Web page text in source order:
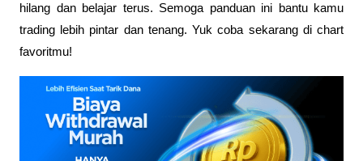
hilang dan belajar terus. Semoga panduan ini bantu kamu
trading lebih pintar dan tenang. Yuk coba sekarang di chart
favoritmu!